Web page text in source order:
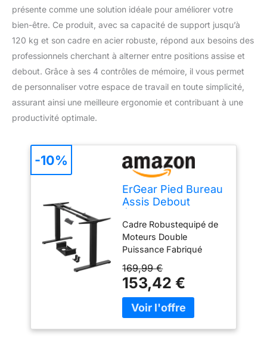
présente comme une solution idéale pour améliorer votre
bien-être. Ce produit, avec sa capacité de support jusqu’à
120 kg et son cadre en acier robuste, répond aux besoins des
professionnels cherchant à alterner entre positions assise et
debout. Grâce à ses 4 contrôles de mémoire, il vous permet
de personnaliser votre espace de travail en toute simplicité,
assurant ainsi une meilleure ergonomie et contribuant à une
productivité optimale.
ErGear Pied Bureau
Assis Debout
Moteurs, Noir
Cadre Robustequipé de
Moteurs Double
Puissance Fabriqué
debout en acier renforcé,
ce cadre supporte 120 kg
et garantit une stabilité
parfaite. Les pieds
169,99 €
153,42 €
-10%